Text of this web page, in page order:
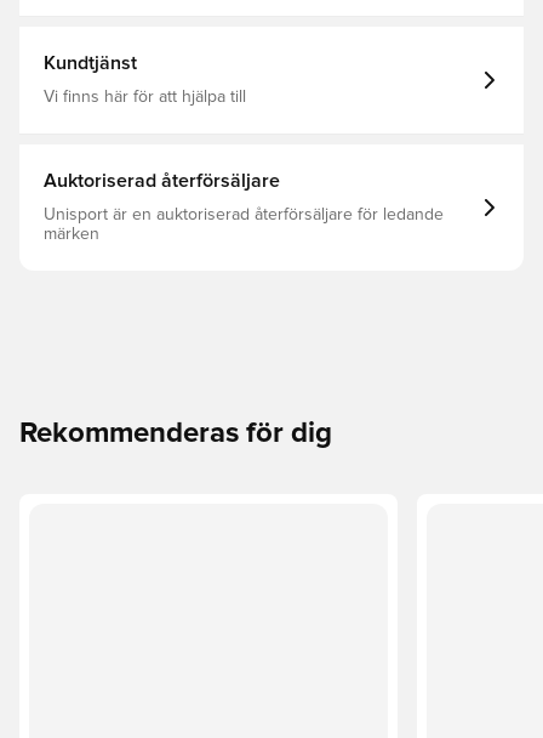
Kundtjänst
Vi finns här för att hjälpa till
Auktoriserad återförsäljare
Unisport är en auktoriserad återförsäljare för ledande
märken
Rekommenderas för dig